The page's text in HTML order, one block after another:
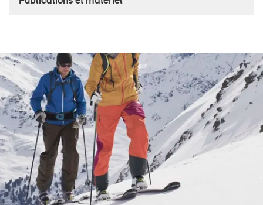
Délégués à la sécurité et communes